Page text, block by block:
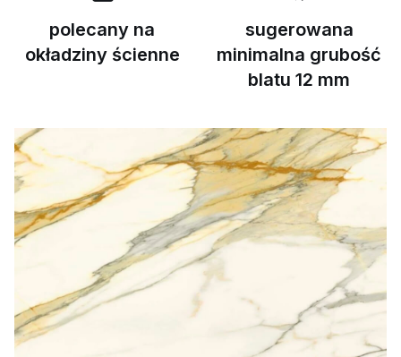
polecany na
okładziny ścienne
sugerowana
minimalna grubość
blatu 12 mm